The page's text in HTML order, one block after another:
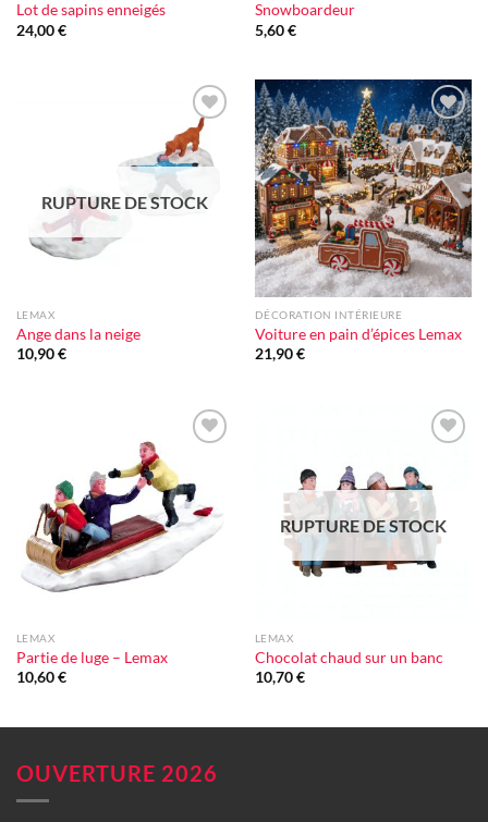
Lot de sapins enneigés
24,00€
Snowboardeur
5,60€
Ajouter
à la liste
d'envie
RUPTURE DE STOCK
LEMAX
Ange dans la neige
10,90€
Ajouter
à la liste
d'envie
DÉCORATION INTÉRIEURE
Voiture en pain d’épices Lemax
21,90€
d'envie
LEMAX
Partie de luge – Lemax
10,60€
à la liste
d'envie
RUPTURE DE STOCK
LEMAX
Chocolat chaud sur un banc
10,70€
OUVERTURE 2026